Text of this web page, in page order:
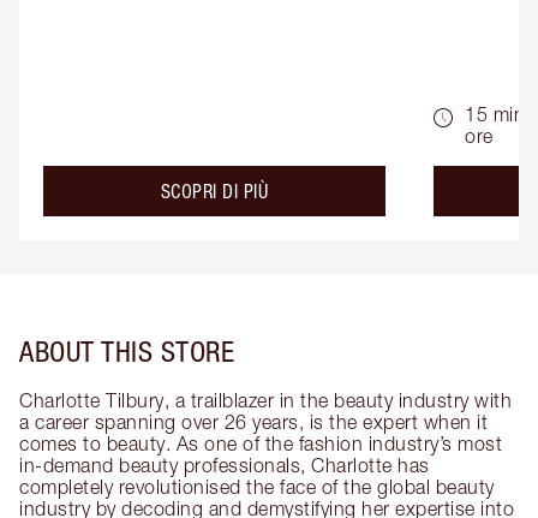
SCOPRI DI PIÙabout the
15 min
ore
ABOUT THIS STORE
Charlotte Tilbury, a trailblazer in the beauty industry with
a career spanning over 26 years, is the expert when it
comes to beauty. As one of the fashion industry’s most
in-demand beauty professionals, Charlotte has
completely revolutionised the face of the global beauty
industry by decoding and demystifying her expertise into